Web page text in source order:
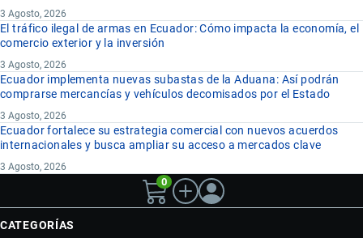
3 Agosto, 2026
El tráfico ilegal de armas en Ecuador: Cómo impacta la economía, el
comercio exterior y la inversión
3 Agosto, 2026
Ecuador implementa nuevas subastas de la Aduana: Así podrán
comprarse mercancías y vehículos decomisados por el Estado
3 Agosto, 2026
Ecuador fortalece su estrategia comercial con nuevos acuerdos
internacionales y busca ampliar su acceso a mercados clave
3 Agosto, 2026
0
CATEGORÍAS